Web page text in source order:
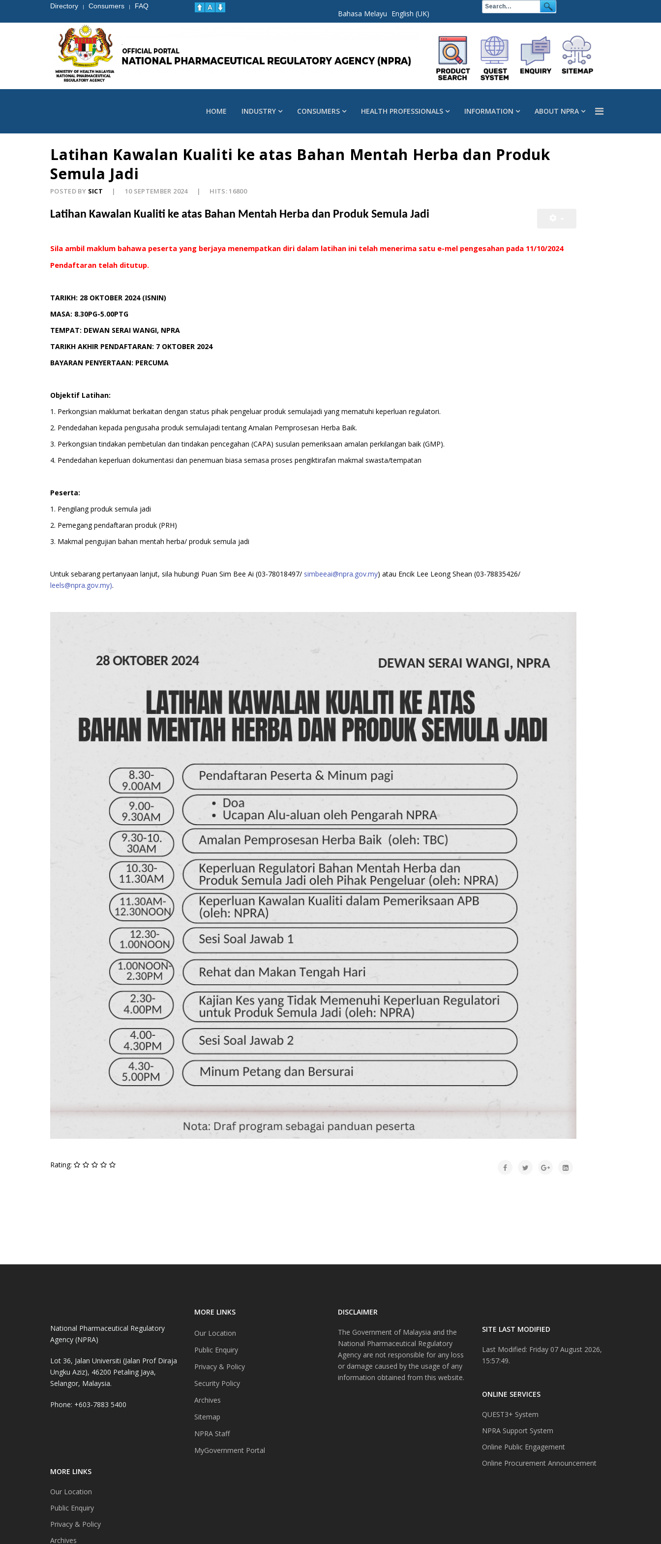
Directory | Consumers | FAQ
Bahasa Melayu English (UK)
HOME INDUSTRY CONSUMERS HEALTH PROFESSIONALS INFORMATION ABOUT NPRA
Latihan Kawalan Kualiti ke atas Bahan Mentah Herba dan Produk
Semula Jadi
POSTED BY SICT 10 SEPTEMBER 2024 HITS: 16800
Latihan Kawalan Kualiti ke atas Bahan Mentah Herba dan Produk Semula Jadi
Sila ambil maklum bahawa peserta yang berjaya menempatkan diri dalam latihan ini telah menerima satu e-mel pengesahan pada 11/10/2024
Pendaftaran telah ditutup.
TARIKH: 28 OKTOBER 2024 (ISNIN)
MASA: 8.30PG-5.00PTG
TEMPAT: DEWAN SERAI WANGI, NPRA
TARIKH AKHIR PENDAFTARAN: 7 OKTOBER 2024
BAYARAN PENYERTAAN: PERCUMA
Objektif Latihan:
1. Perkongsian maklumat berkaitan dengan status pihak pengeluar produk semulajadi yang mematuhi keperluan regulatori.
2. Pendedahan kepada pengusaha produk semulajadi tentang Amalan Pemprosesan Herba Baik.
3. Perkongsian tindakan pembetulan dan tindakan pencegahan (CAPA) susulan pemeriksaan amalan perkilangan baik (GMP).
4. Pendedahan keperluan dokumentasi dan penemuan biasa semasa proses pengiktirafan makmal swasta/tempatan
Peserta:
1. Pengilang produk semula jadi
2. Pemegang pendaftaran produk (PRH)
3. Makmal pengujian bahan mentah herba/ produk semula jadi
Untuk sebarang pertanyaan lanjut, sila hubungi Puan Sim Bee Ai (03-78018497/ simbeeai@npra.gov.my) atau Encik Lee Leong Shean (03-78835426/
leels@npra.gov.my).
Rating:
National Pharmaceutical Regulatory
Agency (NPRA)
Lot 36, Jalan Universiti (Jalan Prof Diraja
Ungku Aziz), 46200 Petaling Jaya,
Selangor, Malaysia.
Phone: +603-7883 5400
MORE LINKS
Our Location
Public Enquiry
Privacy & Policy
Archives
MORE LINKS
Our Location
Public Enquiry
Privacy & Policy
Security Policy
Archives
Sitemap
NPRA Staff
MyGovernment Portal
DISCLAIMER
The Government of Malaysia and the
National Pharmaceutical Regulatory
Agency are not responsible for any loss
or damage caused by the usage of any
information obtained from this website.
SITE LAST MODIFIED
Last Modified: Friday 07 August 2026,
15:57:49.
ONLINE SERVICES
QUEST3+ System
NPRA Support System
Online Public Engagement
Online Procurement Announcement